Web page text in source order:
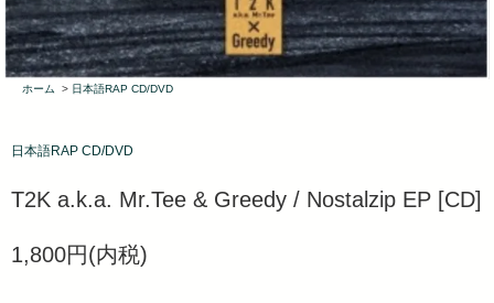
ホーム > 日本語RAP CD/DVD
日本語RAP CD/DVD
T2K a.k.a. Mr.Tee & Greedy / Nostalzip EP [CD]
1,800円(内税)